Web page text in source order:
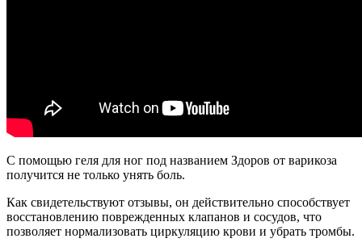
С помощью геля для ног под названием Здоров от варикоза
получится не только унять боль.
Как свидетельствуют отзывы, он действительно способствует
восстановлению поврежденных клапанов и сосудов, что
позволяет нормализовать циркуляцию крови и убрать тромбы.